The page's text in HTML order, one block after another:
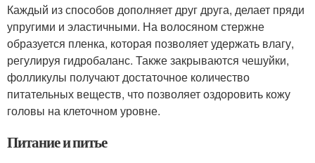
Каждый из способов дополняет друг друга, делает пряди
упругими и эластичными. На волосяном стержне
образуется пленка, которая позволяет удержать влагу,
регулируя гидробаланс. Также закрываются чешуйки,
фолликулы получают достаточное количество
питательных веществ, что позволяет оздоровить кожу
головы на клеточном уровне.
Питание и питье